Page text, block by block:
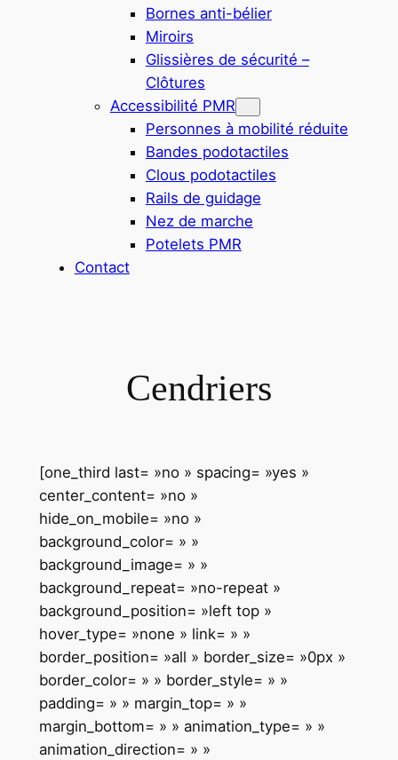
Bornes anti-bélier
Miroirs
Glissières de sécurité –
Clôtures
Accessibilité PMR
Personnes à mobilité réduite
Bandes podotactiles
Clous podotactiles
Rails de guidage
Nez de marche
Potelets PMR
Contact
Cendriers
[one_third last= »no » spacing= »yes »
center_content= »no »
hide_on_mobile= »no »
background_color= » »
background_image= » »
background_repeat= »no-repeat »
background_position= »left top »
hover_type= »none » link= » »
border_position= »all » border_size= »0px »
border_color= » » border_style= » »
padding= » » margin_top= » »
margin_bottom= » » animation_type= » »
animation_direction= » »